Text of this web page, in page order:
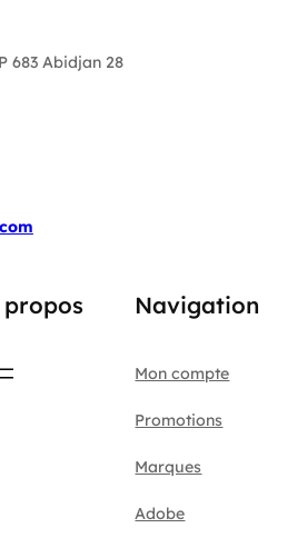
683 Abidjan 28
propos Navigation
Mon compte
Promotions
Marques
Adobe